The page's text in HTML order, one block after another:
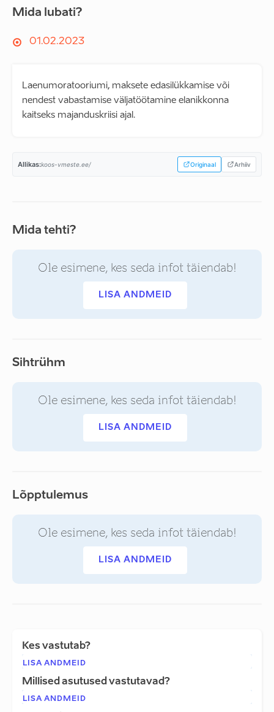
Mida lubati?
01.02.2023
Laenumoratooriumi, maksete edasilükkamise või
nendest vabastamise väljatöötamine elanikkonna
kaitseks majanduskriisi ajal.
Allikas:koos-vmeste.ee/ Originaal Arhiiv
Mida tehti?
Ole esimene, kes seda infot täiendab!
LISA ANDMEID
Sihtrühm
Ole esimene, kes seda infot täiendab!
LISA ANDMEID
Lõpptulemus
Ole esimene, kes seda infot täiendab!
LISA ANDMEID
Kes vastutab?
LISA ANDMEID
Millised asutused vastutavad?
LISA ANDMEID